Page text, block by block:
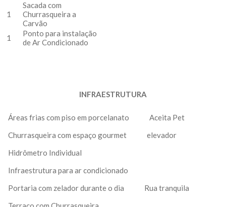
1
Sacada com
Churrasqueira a
Carvão
1
Ponto para instalação
de Ar Condicionado
INFRAESTRUTURA
Áreas frias com piso em porcelanato
Aceita Pet
Churrasqueira com espaço gourmet
elevador
Hidrômetro Individual
Infraestrutura para ar condicionado
Portaria com zelador durante o dia
Rua tranquila